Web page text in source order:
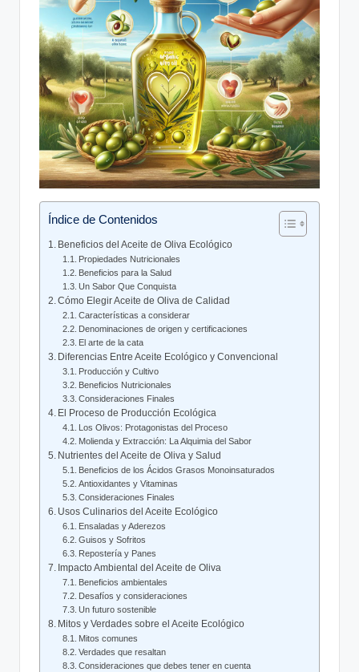
Índice de Contenidos
Beneficios del Aceite de Oliva Ecológico
Propiedades Nutricionales
Beneficios para la Salud
Un Sabor Que Conquista
Cómo Elegir Aceite de Oliva de Calidad
Características a considerar
Denominaciones de origen y certificaciones
El arte de la cata
Diferencias Entre Aceite Ecológico y Convencional
Producción y Cultivo
Beneficios Nutricionales
Consideraciones Finales
El Proceso de Producción Ecológica
Los Olivos: Protagonistas del Proceso
Molienda y Extracción: La Alquimia del Sabor
Nutrientes del Aceite de Oliva y Salud
Beneficios de los Ácidos Grasos Monoinsaturados
Antioxidantes y Vitaminas
Consideraciones Finales
Usos Culinarios del Aceite Ecológico
Ensaladas y Aderezos
Guisos y Sofritos
Repostería y Panes
Impacto Ambiental del Aceite de Oliva
Beneficios ambientales
Desafíos y consideraciones
Un futuro sostenible
Mitos y Verdades sobre el Aceite Ecológico
Mitos comunes
Verdades que resaltan
Consideraciones que debes tener en cuenta